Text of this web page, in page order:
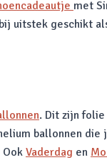
met
uitstek geschikt
. Dit zijn
ballonnen die
Vaderdag en